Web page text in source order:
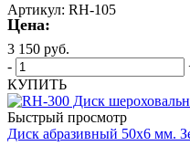
Артикул: RH-105
Цена:
3 150 руб.
-
КУПИТЬ
Быстрый просмотр
Диск абразивный 50х6 мм.